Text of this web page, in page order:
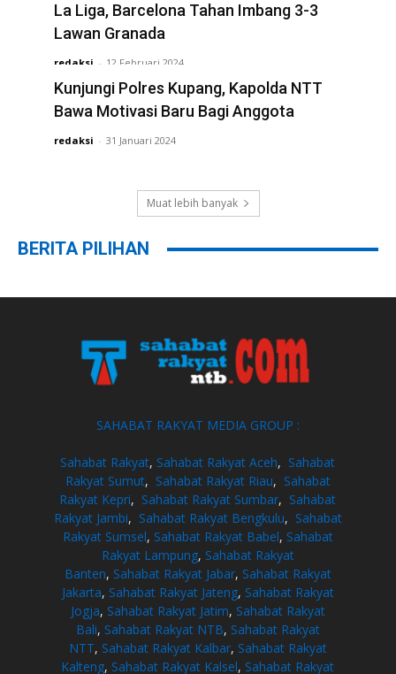
La Liga, Barcelona Tahan Imbang 3-3
Lawan Granada
redaksi - 12 Februari 2024
Kunjungi Polres Kupang, Kapolda NTT
Bawa Motivasi Baru Bagi Anggota
redaksi - 31 Januari 2024
Muat lebih banyak
BERITA PILIHAN
SAHABAT RAKYAT MEDIA GROUP :
Sahabat Rakyat, Sahabat Rakyat Aceh, Sahabat
Rakyat Sumut, Sahabat Rakyat Riau, Sahabat
Rakyat Kepri, Sahabat Rakyat Sumbar, Sahabat
Rakyat Jambi, Sahabat Rakyat Bengkulu, Sahabat
Rakyat Sumsel, Sahabat Rakyat Babel, Sahabat
Rakyat Lampung, Sahabat Rakyat
Banten, Sahabat Rakyat Jabar, Sahabat Rakyat
Jakarta, Sahabat Rakyat Jateng, Sahabat Rakyat
Jogja, Sahabat Rakyat Jatim, Sahabat Rakyat
Bali, Sahabat Rakyat NTB, Sahabat Rakyat
NTT, Sahabat Rakyat Kalbar, Sahabat Rakyat
Kalteng, Sahabat Rakyat Kalsel, Sahabat Rakyat